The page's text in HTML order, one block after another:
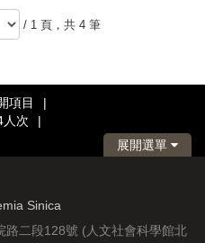
/ 1 頁，共 4 筆
項目
|
次
|
展開選單
Sinica
二段128號 (人文社會科學館北